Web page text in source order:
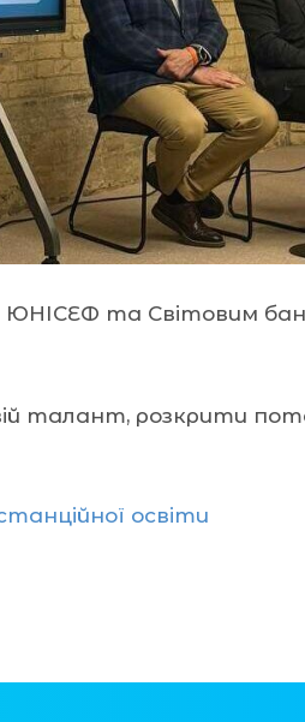
ЮНІСЕФ та Світовим
талант, розкрити
освіти